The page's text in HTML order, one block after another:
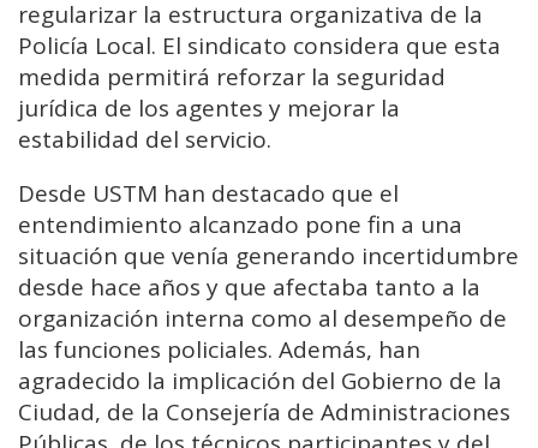
regularizar la estructura organizativa de la
Policía Local. El sindicato considera que esta
medida permitirá reforzar la seguridad
jurídica de los agentes y mejorar la
estabilidad del servicio.
Desde USTM han destacado que el
entendimiento alcanzado pone fin a una
situación que venía generando incertidumbre
desde hace años y que afectaba tanto a la
organización interna como al desempeño de
las funciones policiales. Además, han
agradecido la implicación del Gobierno de la
Ciudad, de la Consejería de Administraciones